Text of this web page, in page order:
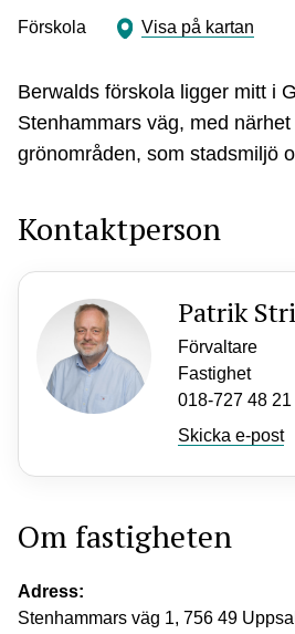
Förskola Visa på kartan
Berwalds förskola ligger mitt i
Stenhammars väg, med
grönområden, som stadsmiljö
Kontaktperson
Patrik
Förvaltare
Fastighet
018-727 48 21
Skicka e-post
Om fastigheten
Adress:
Stenhammars väg 1, 756 49